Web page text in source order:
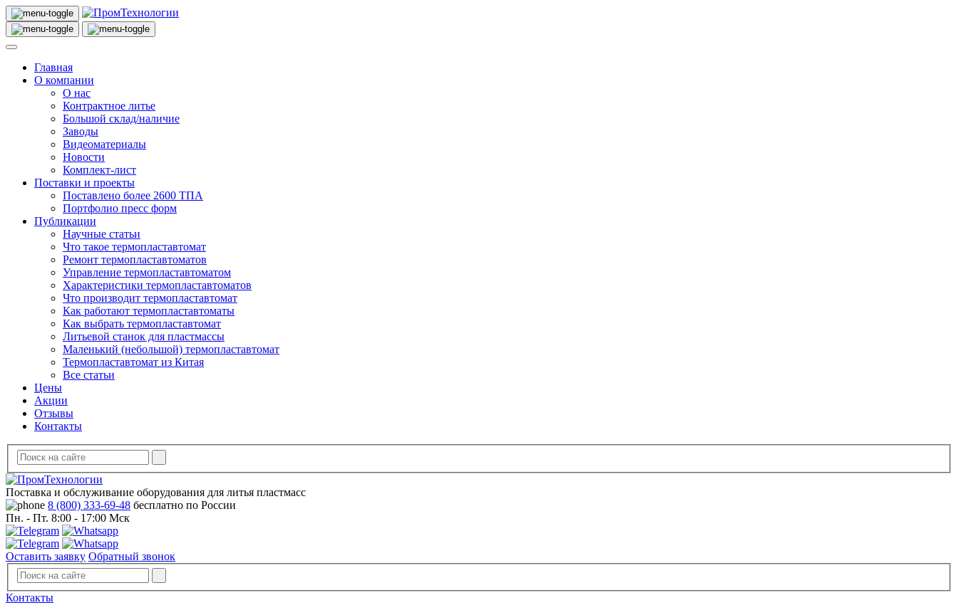
Главная
О компании
О нас
Контрактное литье
Большой склад/наличие
Заводы
Видеоматериалы
Новости
Комплект-лист
Поставки и проекты
Поставлено более 2600 ТПА
Портфолио пресс форм
Публикации
Научные статьи
Что такое термопластавтомат
Ремонт термопластавтоматов
Управление термопластавтоматом
Характеристики термопластавтоматов
Что производит термопластавтомат
Как работают термопластавтоматы
Как выбрать термопластавтомат
Литьевой станок для пластмассы
Маленький (небольшой) термопластавтомат
Термопластавтомат из Китая
Все статьи
Цены
Акции
Отзывы
Контакты
Поставка и обслуживание оборудования для литья пластмасс
8 (800) 333-69-48 бесплатно по России
Пн. - Пт. 8:00 - 17:00 Мск
Оставить заявку Обратный звонок
Контакты